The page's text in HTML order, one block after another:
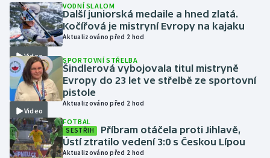
Futsal
Golf
Gymnastika
Házená
Jezdectví
Video
VODNÍ SLALOM
Další juniorská medaile a hned zlatá.
Kočířová je mistryní Evropy na kajaku
Aktualizováno před 2 hod
Video
SPORTOVNÍ STŘELBA
Šindlerová vybojovala titul mistryně
Evropy do 23 let ve střelbě ze sportovní
pistole
Aktualizováno před 2 hod
FOTBAL
SESTŘIH
Příbram otáčela proti Jihlavě,
Ústí ztratilo vedení 3:0 s Českou Lípou
Aktualizováno před 2 hod